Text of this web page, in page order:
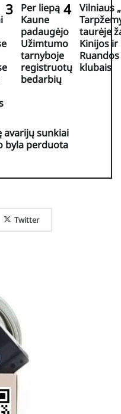
Per liepą
Kaune
padaugėjo
Užimtumo
tarnyboje
registruotų
bedarbių
Vilniaus
taurėje
Kinijos ir
Ruandos
klubais
avarijų sunkiai
byla perduota
Twitter